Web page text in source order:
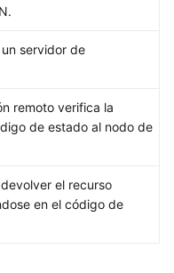
servidor de
remoto verifica la
de estado al nodo de
el recurso
en el código de